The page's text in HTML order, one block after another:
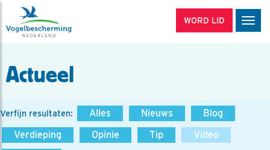
WORD LID
Actueel
Verfijn resultaten: Alles Nieuws
Blog
Verdieping
Opinie Tip
Video